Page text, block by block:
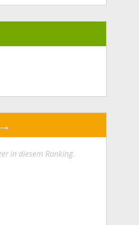
in diesem Ranking.